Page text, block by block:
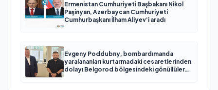
Ermenistan Cumhuriyeti Başbakanı Nikol
Paşinyan, Azerbaycan Cumhuriyeti
Cumhurbaşkanı İlham Aliyev’i aradı
Evgeny Poddubny, bombardımanda
yaralananları kurtarmadaki cesaretlerinden
dolayı Belgorod bölgesindeki gönüllülere